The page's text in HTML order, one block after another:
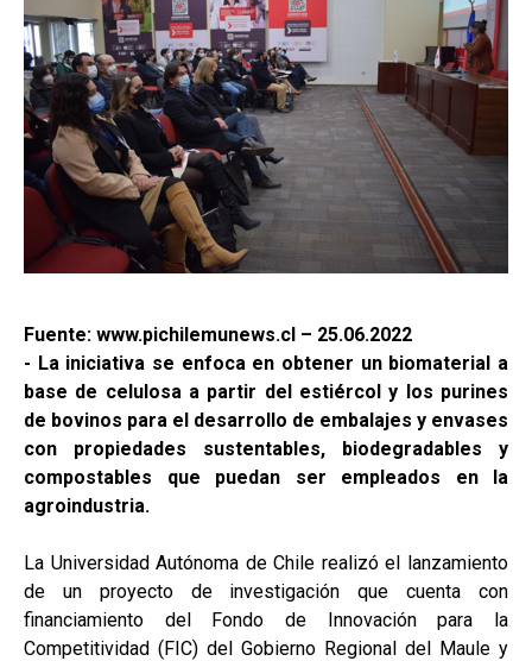
Fuente: www.pichilemunews.cl – 25.06.2022
- La iniciativa se enfoca en obtener un biomaterial a
base de celulosa a partir del estiércol y los purines
de bovinos para el desarrollo de embalajes y envases
con propiedades sustentables, biodegradables y
compostables que puedan ser empleados en la
agroindustria.
La Universidad Autónoma de Chile realizó el lanzamiento
de un proyecto de investigación que cuenta con
financiamiento del Fondo de Innovación para la
Competitividad (FIC) del Gobierno Regional del Maule y